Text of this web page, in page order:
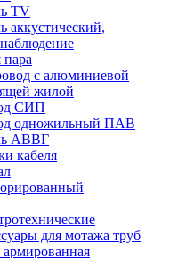
TV
аккустический,
пара
с алюминиевой
жилой
СИП
одножильный ПАВ
АВВГ
кабеля
для мотажа труб
армированная